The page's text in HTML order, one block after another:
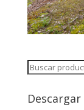
Buscar